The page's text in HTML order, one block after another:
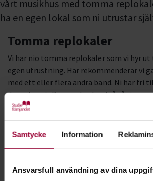
Samtycke Information
Ansvarsfull användning av dina
vårt musikhus med tomma
ha en egen lokal som ni utrustar
Tomma replokaler
Vi har nio tomma replokaler som vi hyr
egen utrustning. Här rekommenderar vi
med ett eller flera andra band. Ni har fri
dygnet runt. Byggnaden har två våningar
mindre hiss till andra våningen. Det finns
samt pentry/kök/toaletter på varje
Priser
Pris mellan 1000kr-3000/månad.